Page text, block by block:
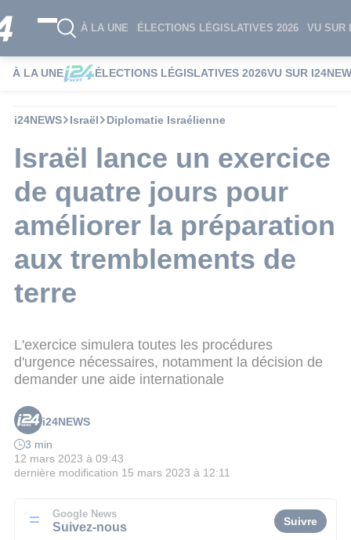
À LA UNE ÉLECTIONS LÉGISLATIVES 2026 VU SUR
À LA UNE ÉLECTIONS LÉGISLATIVES 2026VU SUR
i24NEWS Israël Diplomatie Israélienne
Israël lance un exercice
de quatre jours pour
améliorer la préparation
aux tremblements de
terre
L'exercice simulera toutes les procédures
d'urgence nécessaires, notamment la décision de
demander une aide internationale
i24NEWS
3 min
12 mars 2023 à 09:43
dernière modification 15 mars 2023 à 12:11
Google News
Suivez-nous Suivre